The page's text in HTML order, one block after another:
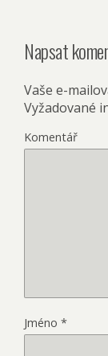
Napsat
Vaše e-
Vyžadované
Komentář
Jméno *